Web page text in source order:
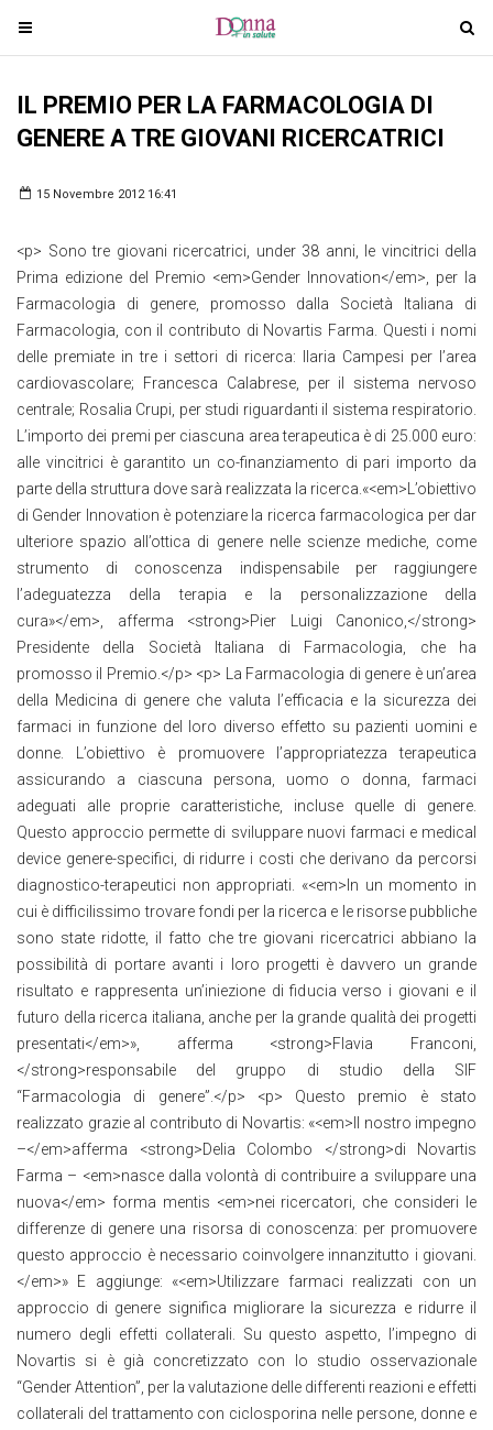
T
o
l
n
T
o
IL PREMIO PER LA FARMACOLOGIA DI
GENERE A TRE GIOVANI RICERCATRICI
15 Novembre 2012 16:41
<p> Sono tre giovani ricercatrici, under 38 anni, le vincitrici della
Prima edizione del Premio <em>Gender Innovation</em>, per la
Farmacologia di genere, promosso dalla Società Italiana di
Farmacologia, con il contributo di Novartis Farma. Questi i nomi
delle premiate in tre i settori di ricerca: Ilaria Campesi per l’area
cardiovascolare; Francesca Calabrese, per il sistema nervoso
centrale; Rosalia Crupi, per studi riguardanti il sistema respiratorio.
L’importo dei premi per ciascuna area terapeutica è di 25.000 euro:
alle vincitrici è garantito un co-finanziamento di pari importo da
parte della struttura dove sarà realizzata la ricerca.«<em>L’obiettivo
di Gender Innovation è potenziare la ricerca farmacologica per dar
ulteriore spazio all’ottica di genere nelle scienze mediche, come
strumento di conoscenza indispensabile per raggiungere
l’adeguatezza della terapia e la personalizzazione della
cura»</em>, afferma <strong>Pier Luigi Canonico,</strong>
Presidente della Società Italiana di Farmacologia, che ha
promosso il Premio.</p> <p> La Farmacologia di genere è un’area
della Medicina di genere che valuta l’efficacia e la sicurezza dei
farmaci in funzione del loro diverso effetto su pazienti uomini e
donne. L’obiettivo è promuovere l’appropriatezza terapeutica
assicurando a ciascuna persona, uomo o donna, farmaci
adeguati alle proprie caratteristiche, incluse quelle di genere.
Questo approccio permette di sviluppare nuovi farmaci e medical
device genere-specifici, di ridurre i costi che derivano da percorsi
diagnostico-terapeutici non appropriati. «<em>In un momento in
cui è difficilissimo trovare fondi per la ricerca e le risorse pubbliche
sono state ridotte, il fatto che tre giovani ricercatrici abbiano la
possibilità di portare avanti i loro progetti è davvero un grande
risultato e rappresenta un’iniezione di fiducia verso i giovani e il
futuro della ricerca italiana, anche per la grande qualità dei progetti
presentati</em>», afferma <strong>Flavia Franconi,
</strong>responsabile del gruppo di studio della SIF
“Farmacologia di genere”.</p> <p> Questo premio è stato
realizzato grazie al contributo di Novartis: «<em>Il nostro impegno
–</em>afferma <strong>Delia Colombo </strong>di Novartis
Farma – <em>nasce dalla volontà di contribuire a sviluppare una
nuova</em> forma mentis <em>nei ricercatori, che consideri le
differenze di genere una risorsa di conoscenza: per promuovere
questo approccio è necessario coinvolgere innanzitutto i giovani.
</em>» E aggiunge: «<em>Utilizzare farmaci realizzati con un
approccio di genere significa migliorare la sicurezza e ridurre il
numero degli effetti collaterali. Su questo aspetto, l’impegno di
Novartis si è già concretizzato con lo studio osservazionale
“Gender Attention”, per la valutazione delle differenti reazioni e effetti
collaterali del trattamento con ciclosporina nelle persone, donne e